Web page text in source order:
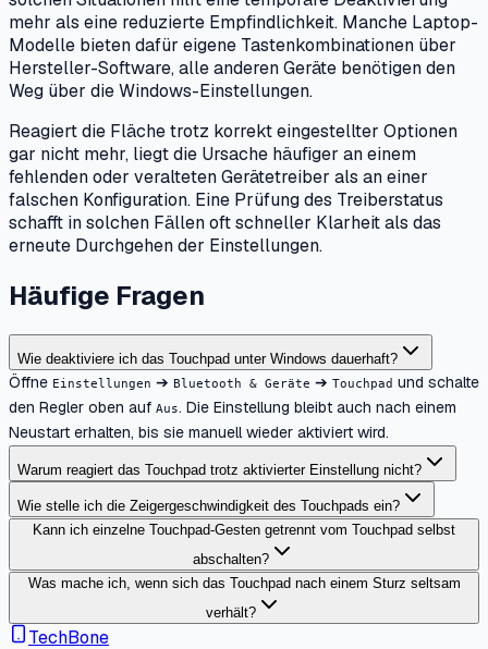
mehr als eine reduzierte Empfindlichkeit. Manche Laptop-
Modelle bieten dafür eigene Tastenkombinationen über
Hersteller-Software, alle anderen Geräte benötigen den
Weg über die Windows-Einstellungen.
Reagiert die Fläche trotz korrekt eingestellter Optionen
gar nicht mehr, liegt die Ursache häufiger an einem
fehlenden oder veralteten Gerätetreiber als an einer
falschen Konfiguration. Eine Prüfung des Treiberstatus
schafft in solchen Fällen oft schneller Klarheit als das
erneute Durchgehen der Einstellungen.
Häufige Fragen
Wie deaktiviere ich das Touchpad unter Windows dauerhaft?
Öffne Einstellungen ➔ Bluetooth & Geräte ➔ Touchpad und schalte
den Regler oben auf Aus. Die Einstellung bleibt auch nach einem
Neustart erhalten, bis sie manuell wieder aktiviert wird.
Warum reagiert das Touchpad trotz aktivierter Einstellung nicht?
Wie stelle ich die Zeigergeschwindigkeit des Touchpads ein?
Kann ich einzelne Touchpad-Gesten getrennt vom Touchpad selbst
abschalten?
Was mache ich, wenn sich das Touchpad nach einem Sturz seltsam
verhält?
TechBone